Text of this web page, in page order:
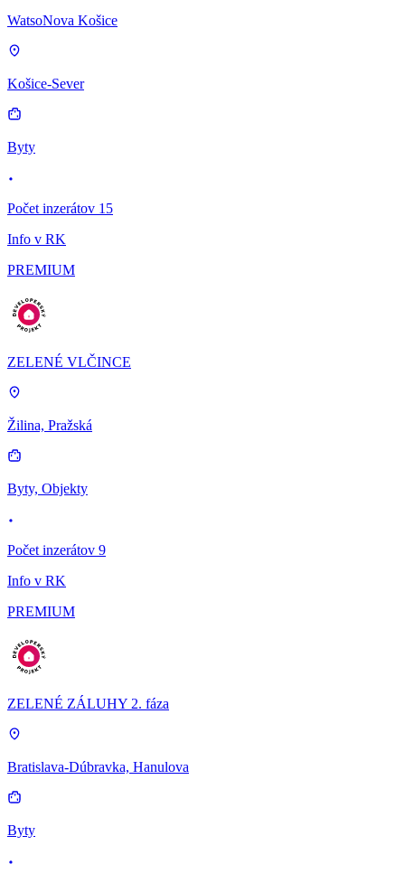
WatsoNova Košice
Košice-Sever
Byty
Počet inzerátov 15
Info v RK
PREMIUM
ZELENÉ VLČINCE
Žilina, Pražská
Byty, Objekty
Počet inzerátov 9
Info v RK
PREMIUM
ZELENÉ ZÁLUHY 2. fáza
Bratislava-Dúbravka, Hanulova
Byty